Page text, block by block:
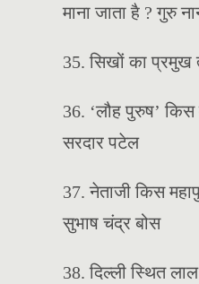
माना जाता है ? गुरु
35. सिखों का प्रमुख
36. ‘लौह पुरुष’ किस
सरदार पटेल
37. नेताजी किस
सुभाष चंद्र बोस
38. दिल्ली स्थित